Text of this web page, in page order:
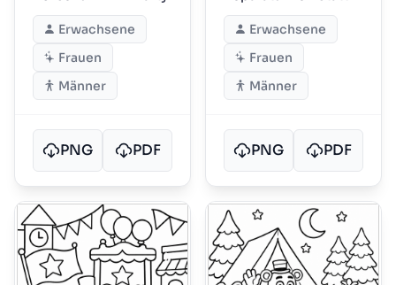
Erwachsene
Frauen
Männer
PNG PDF
Erwachsene
Frauen
Männer
PNG PDF